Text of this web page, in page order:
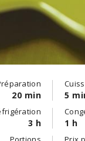
20 min 5
3 h 1 h